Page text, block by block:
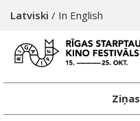
Latviski / In English
Ziņas